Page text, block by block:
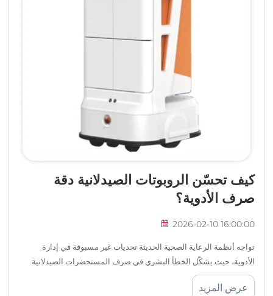
كيف تحسّن الروبوتات الصيدلانية دقة
صرف الأدوية؟
2026-02-10 16:00:00
تواجه أنظمة الرعاية الصحية الحديثة تحديات غير مسبوقة في إدارة
الأدوية، حيث يشكّل الخطأ البشري في صرف المستحضرات الصيدلانية
مخاطر جسيمة على سلامة المرضى. ويمثّل دمج روبوتات الصيدليات في
المرافق الصحية حلاً ثورياً لمعالجة هذه التحديات...
عرض المزيد